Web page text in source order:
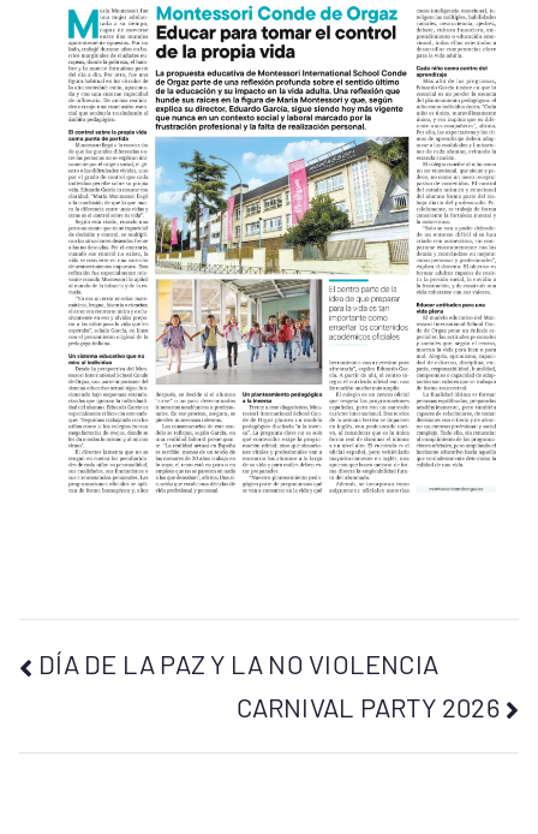
DÍA DE LA PAZ Y LA NO VIOLENCIA
CARNIVAL PARTY 2026